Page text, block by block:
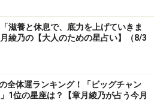
滋養と休息で、底力を上げていきま
綾乃の【大人のための星占い】（8/3
全体運ランキング！「ビッグチャン
1位の星座は？【章月綾乃が占う今月